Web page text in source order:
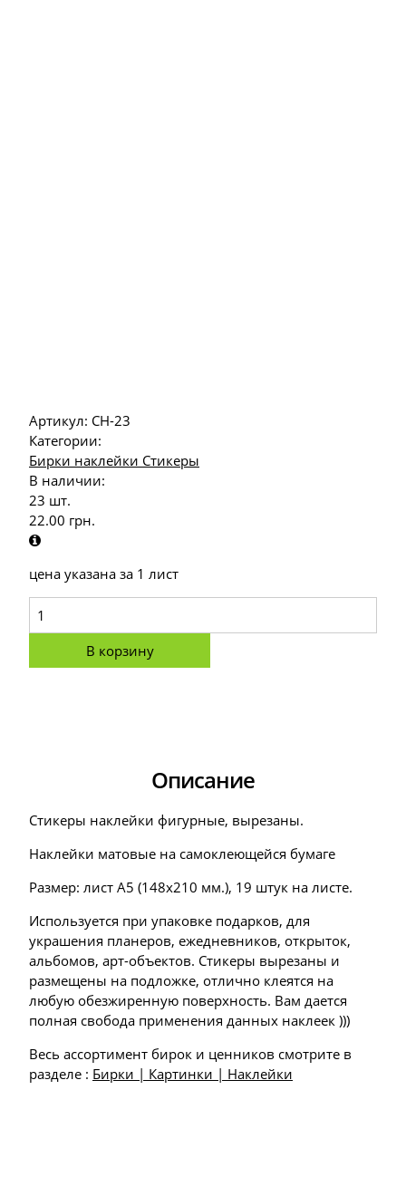
Артикул: СН-23
Категории:
Бирки наклейки Стикеры
В наличии:
23 шт.
22.00 грн.
цена указана за 1 лист
В корзину
Описание
Стикеры наклейки фигурные, вырезаны.
Наклейки матовые на самоклеющейся бумаге
Размер: лист А5 (148х210 мм.), 19 штук на листе.
Используется при упаковке подарков, для
украшения планеров, ежедневников, открыток,
альбомов, арт-объектов. Стикеры вырезаны и
размещены на подложке, отлично клеятся на
любую обезжиренную поверхность. Вам дается
полная свобода применения данных наклеек )))
Весь ассортимент бирок и ценников смотрите в
разделе : Бирки | Картинки | Наклейки